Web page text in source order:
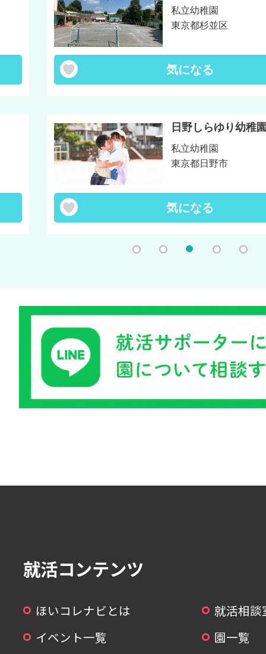
私立幼稚園
東京都杉並区
気になる
日野しらゆり幼稚
私立幼稚園
東京都日野市
気になる
就活コンテンツ
ほいコレナビとは
就活相談
イベント一覧
園一覧